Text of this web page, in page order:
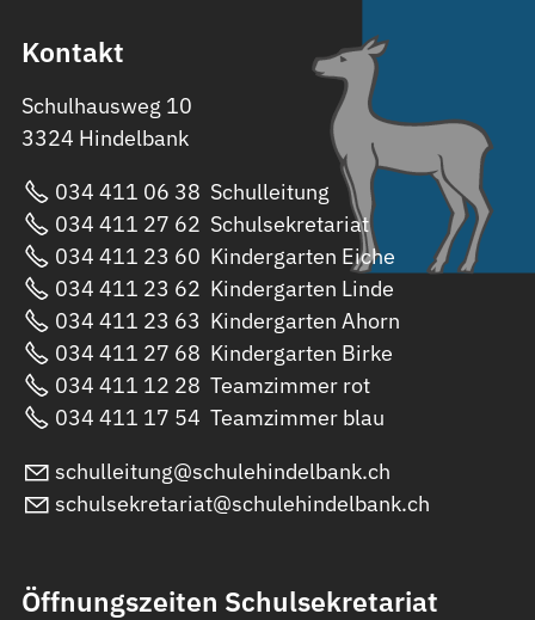
Kontakt
Schulhausweg 10
3324 Hindelbank
034 411 06 38 Schulleitung
034 411 27 62 Schulsekretariat
034 411 23 60 Kindergarten Eiche
034 411 23 62 Kindergarten Linde
034 411 23 63 Kindergarten Ahorn
034 411 27 68 Kindergarten Birke
034 411 12 28 Teamzimmer rot
034 411 17 54 Teamzimmer blau
sch ll t ng sch l h nd lb nk ch
sch ls kr t r t sch l h nd lb nk ch
Öffnungszeiten Schulsekretariat